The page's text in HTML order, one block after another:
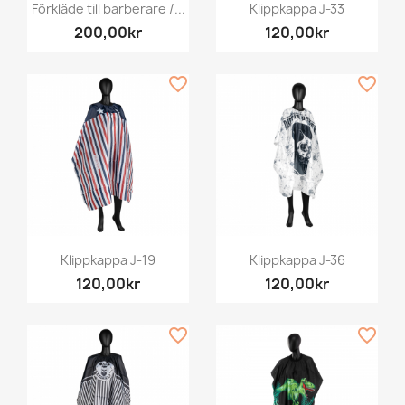
Förkläde till barberare /...
200,00kr
Klippkappa J-33
120,00kr
Klippkappa J-19
120,00kr
favorite_border
Klippkappa J-36
120,00kr
favorite_border
favorite_border favorite_border